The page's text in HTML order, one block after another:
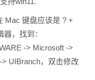
Mac 键盘应该是 ? +
，找到：
-> Microsoft ->
UIBranch，双击修改